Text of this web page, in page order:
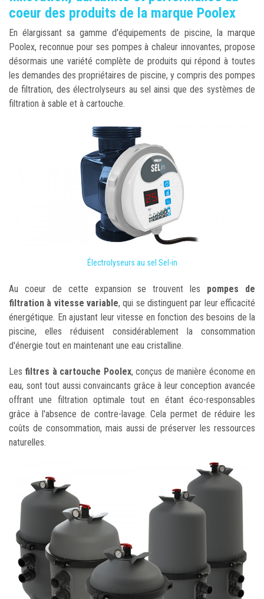
coeur des produits de la marque Poolex
En élargissant sa gamme d'équipements de piscine, la marque
Poolex, reconnue pour ses pompes à chaleur innovantes, propose
désormais une variété complète de produits qui répond à toutes
les demandes des propriétaires de piscine, y compris des pompes
de filtration, des électrolyseurs au sel ainsi que des systèmes de
filtration à sable et à cartouche.
Électrolyseurs au sel Sel-in
Au coeur de cette expansion se trouvent les pompes de
filtration à vitesse variable, qui se distinguent par leur efficacité
énergétique. En ajustant leur vitesse en fonction des besoins de la
piscine, elles réduisent considérablement la consommation
d'énergie tout en maintenant une eau cristalline.
Les filtres à cartouche Poolex, conçus de manière économe en
eau, sont tout aussi convaincants grâce à leur conception avancée
offrant une filtration optimale tout en étant éco-responsables
grâce à l'absence de contre-lavage. Cela permet de réduire les
coûts de consommation, mais aussi de préserver les ressources
naturelles.